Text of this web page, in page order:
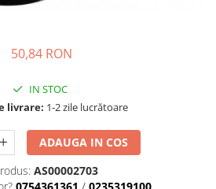
Cosmetice
Rufe
50,84 RON
IN STOC
livrare: 1-2 zile lucrătoare
ADAUGA IN COS
AS00002703